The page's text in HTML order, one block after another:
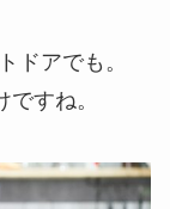
ドアでも。
すね。